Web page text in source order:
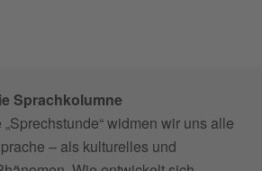
Sprachkolumne
widmen wir uns alle
– als kulturelles und